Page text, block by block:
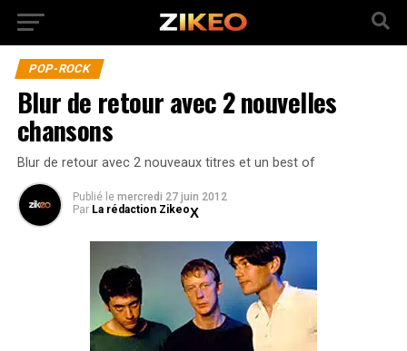
POP-ROCK
Blur de retour avec 2 nouvelles
chansons
Blur de retour avec 2 nouveaux titres et un best of
Publié le mercredi 27 juin 2012
Par La rédaction Zikeo